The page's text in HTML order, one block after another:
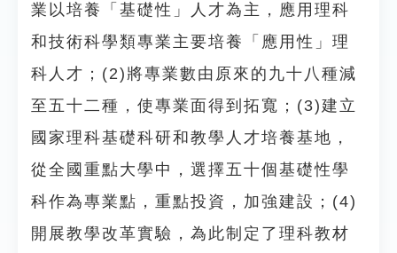
業以培養「基礎性」人才為主，應用理科
和技術科學類專業主要培養「應用性」理
科人才；(2)將專業數由原來的九十八種減
至五十二種，使專業面得到拓寬；(3)建立
國家理科基礎科研和教學人才培養基地，
從全國重點大學中，選擇五十個基礎性學
科作為專業點，重點投資，加強建設；(4)
開展教學改革實驗，為此制定了理科教材